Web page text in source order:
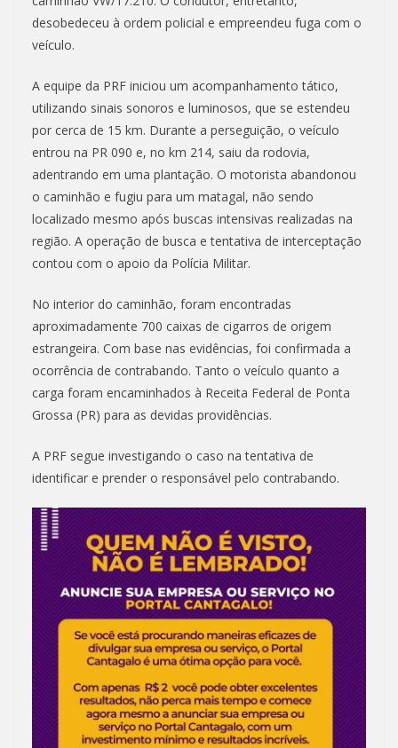
desobedeceu à ordem policial e empreendeu fuga com o
veículo.
A equipe da PRF iniciou um acompanhamento tático,
utilizando sinais sonoros e luminosos, que se estendeu
por cerca de 15 km. Durante a perseguição, o veículo
entrou na PR 090 e, no km 214, saiu da rodovia,
adentrando em uma plantação. O motorista abandonou
o caminhão e fugiu para um matagal, não sendo
localizado mesmo após buscas intensivas realizadas na
região. A operação de busca e tentativa de interceptação
contou com o apoio da Polícia Militar.
No interior do caminhão, foram encontradas
aproximadamente 700 caixas de cigarros de origem
estrangeira. Com base nas evidências, foi confirmada a
ocorrência de contrabando. Tanto o veículo quanto a
carga foram encaminhados à Receita Federal de Ponta
Grossa (PR) para as devidas providências.
A PRF segue investigando o caso na tentativa de
identificar e prender o responsável pelo contrabando.